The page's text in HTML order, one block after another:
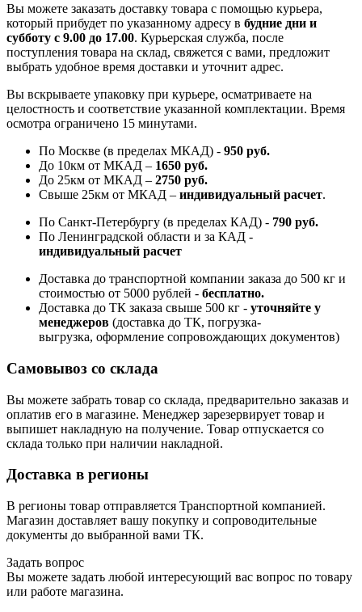
Вы можете заказать доставку товара с помощью курьера,
который прибудет по указанному адресу в будние дни и
субботу с 9.00 до 17.00. Курьерская служба, после
поступления товара на склад, свяжется с вами, предложит
выбрать удобное время доставки и уточнит адрес.
Вы вскрываете упаковку при курьере, осматриваете на
целостность и соответствие указанной комплектации. Время
осмотра ограничено 15 минутами.
По Москве (в пределах МКАД) - 950 руб.
До 10км от МКАД – 1650 руб.
До 25км от МКАД – 2750 руб.
Свыше 25км от МКАД – индивидуальный расчет.
По Санкт-Петербургу (в пределах КАД) - 790 руб.
По Ленинградской области и за КАД -
индивидуальный расчет
Доставка до транспортной компании заказа до 500 кг и
стоимостью от 5000 рублей - бесплатно.
Доставка до ТК заказа свыше 500 кг - уточняйте у
менеджеров (доставка до ТК, погрузка-
выгрузка, оформление сопровождающих документов)
Самовывоз со склада
Вы можете забрать товар со склада, предварительно заказав и
оплатив его в магазине. Менеджер зарезервирует товар и
выпишет накладную на получение. Товар отпускается со
склада только при наличии накладной.
Доставка в регионы
В регионы товар отправляется Транспортной компанией.
Магазин доставляет вашу покупку и сопроводительные
документы до выбранной вами ТК.
Задать вопрос
Вы можете задать любой интересующий вас вопрос по товару
или работе магазина.